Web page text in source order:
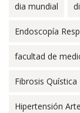
dia mundial
Endoscopía
facultad de
Fibrosis Quística
Hipertensión